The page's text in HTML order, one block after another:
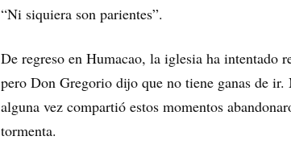
“Ni siquiera son parientes”.
De regreso en Humacao, la iglesia ha intentado
pero Don Gregorio dijo que no tiene ganas de ir.
alguna vez compartió estos momentos
tormenta.